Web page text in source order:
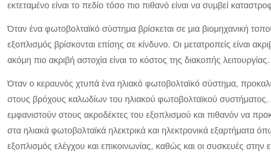
εκτεταμένο είναι το πεδίο τόσο πιο πιθανό είναι να συμβεί
Όταν ένα φωτοβολταϊκό σύστημα βρίσκεται σε μια βιομηχανική
εξοπλισμός βρίσκονται επίσης σε κίνδυνο. Οι μετατροπείς είναι
ακόμη πιο ακριβή αστοχία είναι το κόστος της διακοπής λειτουργίας.
Όταν ο κεραυνός χτυπά ένα ηλιακό φωτοβολταϊκό σύστημα,
στους βρόχους καλωδίων του ηλιακού φωτοβολταϊκού συστήματος.
εμφανιστούν στους ακροδέκτες του εξοπλισμού και πιθανόν να
στα ηλιακά φωτοβολταϊκά ηλεκτρικά και ηλεκτρονικά εξαρτήματα
εξοπλισμός ελέγχου και επικοινωνίας, καθώς και οι συσκευές στην